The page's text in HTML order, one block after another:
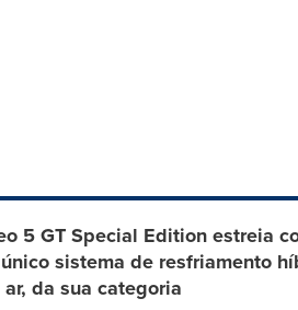
5 GT Special Edition estreia
sistema de resfriamento
da sua categoria